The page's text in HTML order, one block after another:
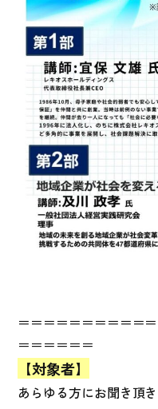
＝＝＝＝＝＝＝＝＝＝
＝＝＝＝＝＝
【対象者】
あらゆる方にお聞き頂